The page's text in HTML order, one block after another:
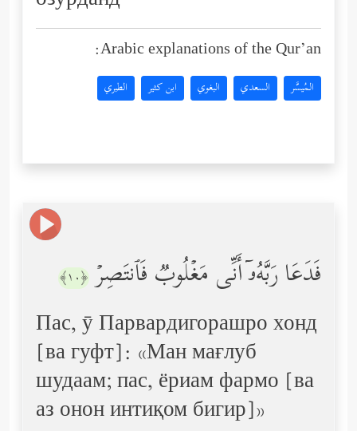
Arabic explanations of the Qur’an:
المُيسَّر السعدي البغوي ابن كثير الطبري
فَدَعَا رَبَّهُۥۤ أَنِّی مَغۡلُوبࣱ فَٱنتَصِرۡ ﴿١٠﴾
Пас, ӯ Парвардигорашро хонд
[ва гуфт]: «Ман мағлуб
шудаам; пас, ёриам фармо [ва
аз онон интиқом бигир]»